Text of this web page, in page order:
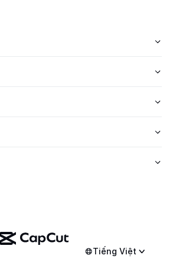
Tiếng Việt